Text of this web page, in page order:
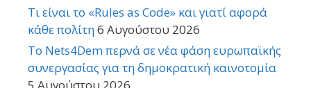
Τι είναι το «Rules as Code» και γιατί αφορά
κάθε πολίτη6 Αυγούστου 2026
Το Nets4Dem περνά σε νέα φάση ευρωπαϊκής
συνεργασίας για τη δημοκρατική καινοτομία